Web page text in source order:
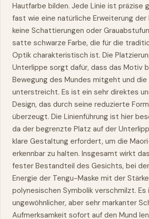
Hautfarbe bilden. Jede Linie ist präzise
fast wie eine natürliche Erweiterung der
keine Schattierungen oder
satte schwarze Farbe, die für die
Optik charakteristisch ist. Die
Unterlippe sorgt dafür, dass das Motiv
Bewegung des Mundes mitgeht und die
unterstreicht. Es ist ein sehr direktes
Design, das durch seine reduzierte
überzeugt. Die Linienführung ist hier
da der begrenzte Platz auf der
klare Gestaltung erfordert, um die
erkennbar zu halten. Insgesamt wirkt
fester Bestandteil des Gesichts, bei
Energie der Tengu-Maske mit der
polynesischen Symbolik verschmilzt. Es
ungewöhnlicher, aber sehr markanter
Aufmerksamkeit sofort auf den Mund